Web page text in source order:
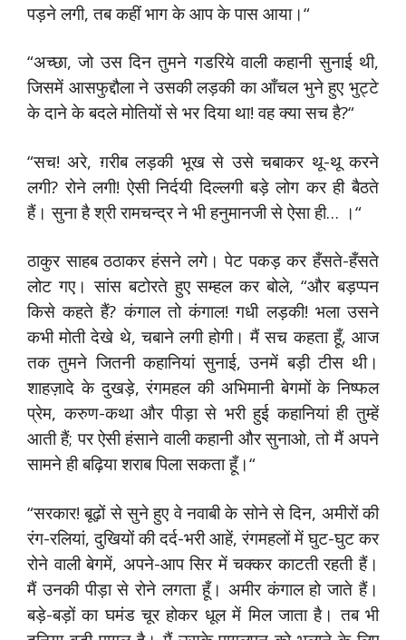
पड़ने लगी, तब कहीं भाग के आप के पास आया।“
“अच्छा, जो उस दिन तुमने गडरिये वाली कहानी सुनाई थी,
जिसमें आसफुद्दौला ने उसकी लड़की का आँचल भुने हुए भुट्टे
के दाने के बदले मोतियों से भर दिया था! वह क्या सच है?“
“सच! अरे, ग़रीब लड़की भूख से उसे चबाकर थू-थू करने
लगी? रोने लगी! ऐसी निर्दयी दिल्लगी बड़े लोग कर ही बैठते
हैं। सुना है श्री रामचन्द्र ने भी हनुमानजी से ऐसा ही… ।“
ठाकुर साहब ठठाकर हंसने लगे। पेट पकड़ कर हँसते-हँसते
लोट गए। सांस बटोरते हुए सम्हल कर बोले, “और बड़प्पन
किसे कहते हैं? कंगाल तो कंगाल! गधी लड़की! भला उसने
कभी मोती देखे थे, चबाने लगी होगी। मैं सच कहता हूँ, आज
तक तुमने जितनी कहानियां सुनाई, उनमें बड़ी टीस थी।
शाहज़ादे के दुखड़े, रंगमहल की अभिमानी बेगमों के निष्फल
प्रेम, करुण-कथा और पीड़ा से भरी हुई कहानियां ही तुम्हें
आती हैं; पर ऐसी हंसाने वाली कहानी और सुनाओ, तो मैं अपने
सामने ही बढ़िया शराब पिला सकता हूँ।“
“सरकार! बूढ़ों से सुने हुए वे नवाबी के सोने से दिन, अमीरों की
रंग-रलियां, दुखियों की दर्द-भरी आहें, रंगमहलों में घुट-घुट कर
रोने वाली बेगमें, अपने-आप सिर में चक्कर काटती रहती हैं।
मैं उनकी पीड़ा से रोने लगता हूँ। अमीर कंगाल हो जाते हैं।
बड़े-बड़ों का घमंड चूर होकर धूल में मिल जाता है। तब भी